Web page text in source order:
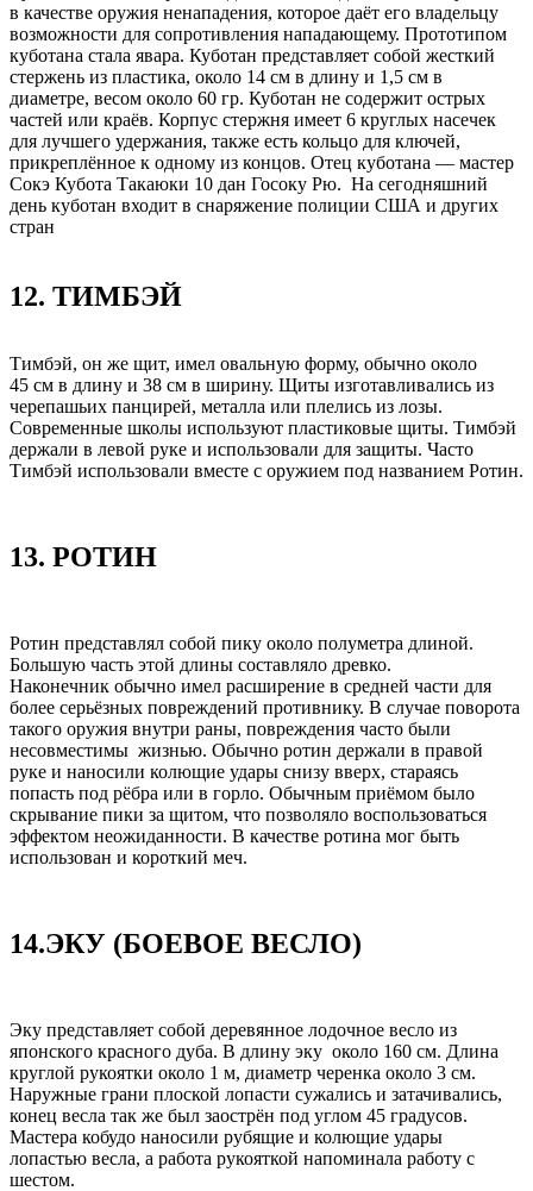
в качестве оружия ненападения, которое даёт его владельцу
возможности для сопротивления нападающему. Прототипом
куботана стала явара. Куботан представляет собой жесткий
стержень из пластика, около 14 см в длину и 1,5 см в
диаметре, весом около 60 гр. Куботан не содержит острых
частей или краёв. Корпус стержня имеет 6 круглых насечек
для лучшего удержания, также есть кольцо для ключей,
прикреплённое к одному из концов. Отец куботана — мастер
Сокэ Кубота Такаюки 10 дан Госоку Рю. На сегодняшний
день куботан входит в снаряжение полиции США и других
стран
12. ТИМБЭЙ
Тимбэй, он же щит, имел овальную форму, обычно около
45 см в длину и 38 см в ширину. Щиты изготавливались из
черепашьих панцирей, металла или плелись из лозы.
Современные школы используют пластиковые щиты. Тимбэй
держали в левой руке и использовали для защиты. Часто
Тимбэй использовали вместе с оружием под названием Ротин.
13. РОТИН
Ротин представлял собой пику около полуметра длиной.
Большую часть этой длины составляло древко.
Наконечник обычно имел расширение в средней части для
более серьёзных повреждений противнику. В случае поворота
такого оружия внутри раны, повреждения часто были
несовместимы жизнью. Обычно ротин держали в правой
руке и наносили колющие удары снизу вверх, стараясь
попасть под рёбра или в горло. Обычным приёмом было
скрывание пики за щитом, что позволяло воспользоваться
эффектом неожиданности. В качестве ротина мог быть
использован и короткий меч.
14.ЭКУ (БОЕВОЕ ВЕСЛО)
Эку представляет собой деревянное лодочное весло из
японского красного дуба. В длину эку около 160 см. Длина
круглой рукоятки около 1 м, диаметр черенка около 3 см.
Наружные грани плоской лопасти сужались и затачивались,
конец весла так же был заострён под углом 45 градусов.
Мастера кобудо наносили рубящие и колющие удары
лопастью весла, а работа рукояткой напоминала работу с
шестом.